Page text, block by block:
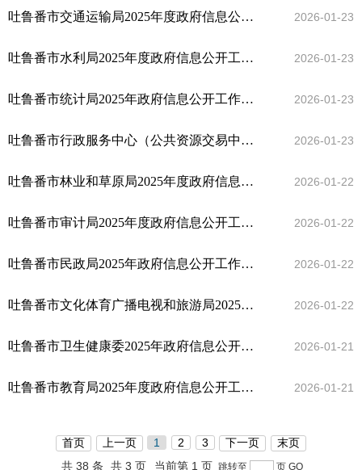
吐鲁番市交通运输局2025年度政府信息公开工作报告 2026-01-23
吐鲁番市水利局2025年度政府信息公开工作报告 2026-01-23
吐鲁番市统计局2025年政府信息公开工作年度报告 2026-01-23
吐鲁番市行政服务中心（公共资源交易中心）2025年度信息公开工作年度报告 2026-01-23
吐鲁番市林业和草原局2025年度政府信息公开工作报告 2026-01-22
吐鲁番市审计局2025年度政府信息公开工作年度报告 2026-01-22
吐鲁番市民政局2025年政府信息公开工作年度报告 2026-01-22
吐鲁番市文化体育广播电视和旅游局2025年政府信息公开工作报告 2026-01-22
吐鲁番市卫生健康委2025年政府信息公开工作年度报告 2026-01-21
吐鲁番市教育局2025年度政府信息公开工作报告 2026-01-21
首页 上一页 1 2 3 下一页
末页
共 38 条
共 3 页 当前第 1 页 跳转至 页 GO